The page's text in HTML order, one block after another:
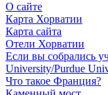
О сайте
Карта Хорватии
Карта сайта
Отели Хорватии
Если вы собрались
University/Purdue
Что такое Франция?